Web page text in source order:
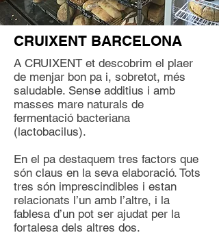
CRUIXENT BARCELONA
A CRUIXENT et descobrim el plaer
de menjar bon pa i, sobretot, més
saludable. Sense additius i amb
masses mare naturals de
fermentació bacteriana
(lactobacilus).
En el pa destaquem tres factors que
són claus en la seva elaboració. Tots
tres són imprescindibles i estan
relacionats l’un amb l’altre, i la
fablesa d’un pot ser ajudat per la
fortalesa dels altres dos.